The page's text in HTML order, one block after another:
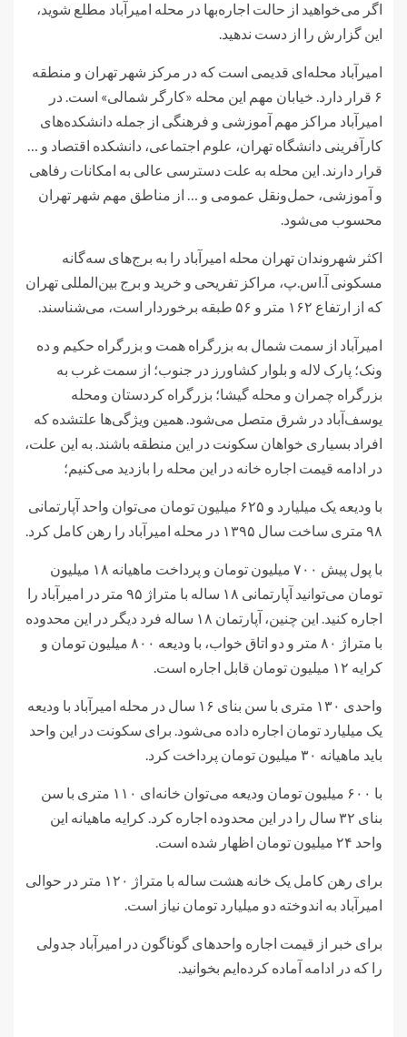
اگر می‌خواهید از حالت اجاره‌بها در محله امیرآباد مطلع شوید،
این گزارش را از دست ندهید.
امیرآباد محله‌ای قدیمی است که در مرکز شهر تهران و منطقه
۶ قرار دارد. خیابان مهم این محله «کارگر شمالی» است. در
امیرآباد مراکز مهم آموزشی و فرهنگی از جمله دانشکده‌های
کارآفرینی دانشگاه تهران، علوم اجتماعی، دانشکده اقتصاد و …
قرار دارند. این محله به علت دسترسی عالی به امکانات رفاهی
و آموزشی، حمل‌ونقل عمومی و … از مناطق مهم شهر تهران
محسوب می‌شود.
اکثر شهروندان تهران محله امیرآباد را به برج‌های سه‌گانه
مسکونی آ.اس.پ، مراکز تفریحی و خرید و برج بین‌المللی تهران
که از ارتفاع ۱۶۲ متر و ۵۶ طبقه برخوردار است، می‌شناسند.
امیرآباد از سمت شمال به بزرگراه همت و بزرگراه حکیم و ده
ونک؛ پارک لاله و بلوار کشاورز در جنوب؛ از سمت غرب به
بزرگراه چمران و محله گیشا؛ بزرگراه کردستان ومحله
یوسف‌آباد در شرق متصل می‌شود. همین ویژگی‌ها علتشده که
افراد بسیاری خواهان سکونت در این منطقه باشند. به این علت،
در ادامه قیمت اجاره خانه در این محله را بازدید می‌کنیم؛
با ودیعه یک میلیارد و ۶۲۵ میلیون تومان می‌توان واحد آپارتمانی
۹۸ متری ساخت سال ۱۳۹۵ در محله امیرآباد را رهن کامل کرد.
با پول پیش ۷۰۰ میلیون تومان و پرداخت ماهیانه ۱۸ میلیون
تومان می‌توانید آپارتمانی ۱۸ ساله با متراژ ۹۵ متر در امیرآباد را
اجاره کنید. این چنین، آپارتمان ۱۸ ساله فرد دیگر در این محدوده
با متراژ ۸۰ متر و دو اتاق خواب، با ودیعه ۸۰۰ میلیون تومان و
کرایه ۱۲ میلیون تومان قابل اجاره است.
واحدی ۱۳۰ متری با سن بنای ۱۶ سال در محله امیرآباد با ودیعه
یک میلیارد تومان اجاره داده می‌شود. برای سکونت در این واحد
باید ماهیانه ۳۰ میلیون تومان پرداخت کرد.
با ۶۰۰ میلیون تومان ودیعه می‌توان خانه‌ای ۱۱۰ متری با سن
بنای ۳۲ سال را در این محدوده اجاره کرد. کرایه ماهیانه این
واحد ۲۴ میلیون تومان اظهار شده است.
برای رهن کامل یک خانه هشت ساله با متراژ ۱۲۰ متر در حوالی
امیرآباد به اندوخته دو میلیارد تومان نیاز است.
برای خبر از قیمت اجاره واحدهای گوناگون در امیرآباد جدولی
را که در ادامه آماده کرده‌ایم بخوانید.